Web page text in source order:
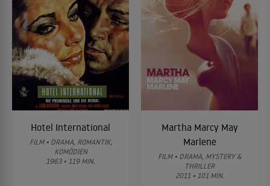
Hotel International
FILM • DRAMA, ROMANTIK,
KOMÖDIEN
1963 • 119 MIN.
Martha Marcy May
Marlene
FILM • DRAMA, MYSTERY &
THRILLER
2011 • 101 MIN.